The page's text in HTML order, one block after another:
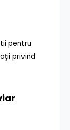
pentru
privind